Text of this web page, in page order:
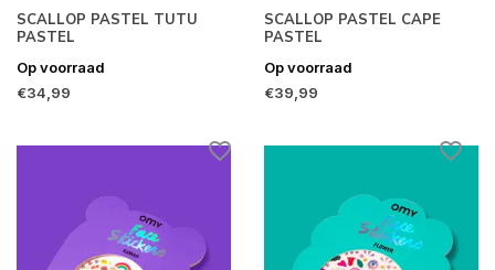
SCALLOP PASTEL TUTU
PASTEL
Op voorraad
€34,99
SCALLOP PASTEL CAPE
PASTEL
Op voorraad
€39,99